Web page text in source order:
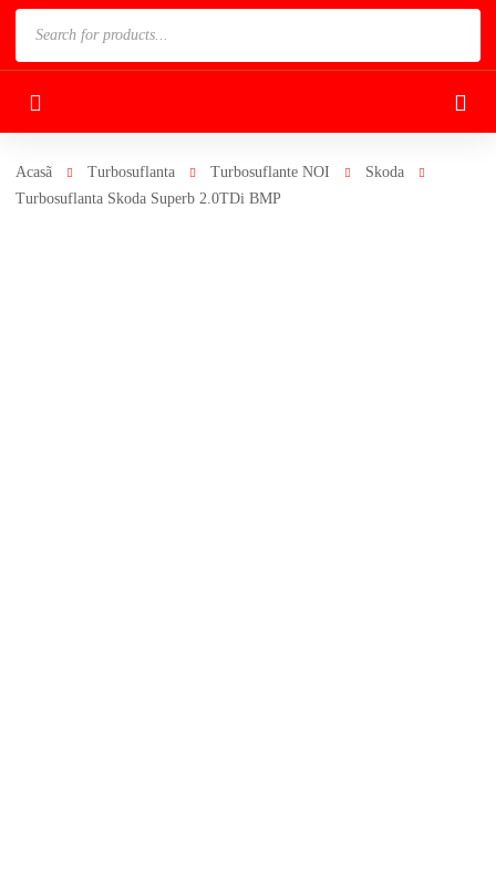
Acasã Turbosuflanta Turbosuflante NOI
Skoda
Turbosuflanta Skoda Superb 2.0TDi BMP